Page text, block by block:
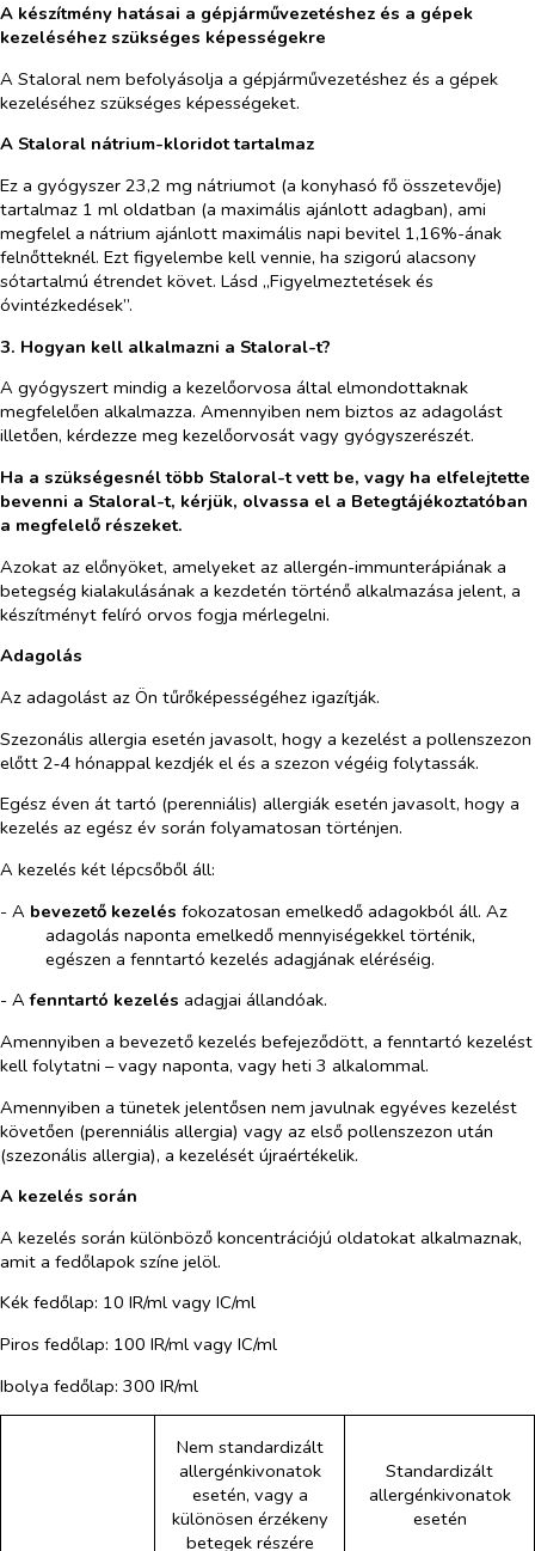
A készítmény hatásai a gépjárművezetéshez és a gépek
kezeléséhez szükséges képességekre
A Staloral nem befolyásolja a gépjárművezetéshez és a gépek
kezeléséhez szükséges képességeket.
A Staloral nátrium-kloridot tartalmaz
Ez a gyógyszer 23,2 mg nátriumot (a konyhasó fő összetevője)
tartalmaz 1 ml oldatban (a maximális ajánlott adagban), ami
megfelel a nátrium ajánlott maximális napi bevitel 1,16%-ának
felnőtteknél. Ezt figyelembe kell vennie, ha szigorú alacsony
sótartalmú étrendet követ. Lásd „Figyelmeztetések és
óvintézkedések”.
3. Hogyan kell alkalmazni a Staloral-t?
A gyógyszert mindig a kezelőorvosa által elmondottaknak
megfelelően alkalmazza. Amennyiben nem biztos az adagolást
illetően, kérdezze meg kezelőorvosát vagy gyógyszerészét.
Ha a szükségesnél több Staloral-t vett be, vagy ha elfelejtette
bevenni a Staloral-t, kérjük, olvassa el a Betegtájékoztatóban
a megfelelő részeket.
Azokat az előnyöket, amelyeket az allergén-immunterápiának a
betegség kialakulásának a kezdetén történő alkalmazása jelent, a
készítményt felíró orvos fogja mérlegelni.
Adagolás
Az adagolást az Ön tűrőképességéhez igazítják.
Szezonális allergia esetén javasolt, hogy a kezelést a pollenszezon
előtt 2‑4 hónappal kezdjék el és a szezon végéig folytassák.
Egész éven át tartó (perenniális) allergiák esetén javasolt, hogy a
kezelés az egész év során folyamatosan történjen.
A kezelés két lépcsőből áll:
- A bevezető kezelés fokozatosan emelkedő adagokból áll. Az
adagolás naponta emelkedő mennyiségekkel történik,
egészen a fenntartó kezelés adagjának eléréséig.
- Afenntartó kezelés adagjai állandóak.
Amennyiben a bevezető kezelés befejeződött, a fenntartó kezelést
kell folytatni – vagy naponta, vagy heti 3 alkalommal.
Amennyiben a tünetek jelentősen nem javulnak egyéves kezelést
követően (perenniális allergia) vagy az első pollenszezon után
(szezonális allergia), a kezelését újraértékelik.
A kezelés során
A kezelés során különböző koncentrációjú oldatokat alkalmaznak,
amit a fedőlapok színe jelöl.
Kék fedőlap: 10 IR/ml vagy IC/ml
Piros fedőlap: 100 IR/ml vagy IC/ml
Ibolya fedőlap: 300 IR/ml
Nem standardizált
allergénkivonatok
esetén, vagy a
különösen érzékeny
betegek részére
Standardizált
allergénkivonatok
esetén